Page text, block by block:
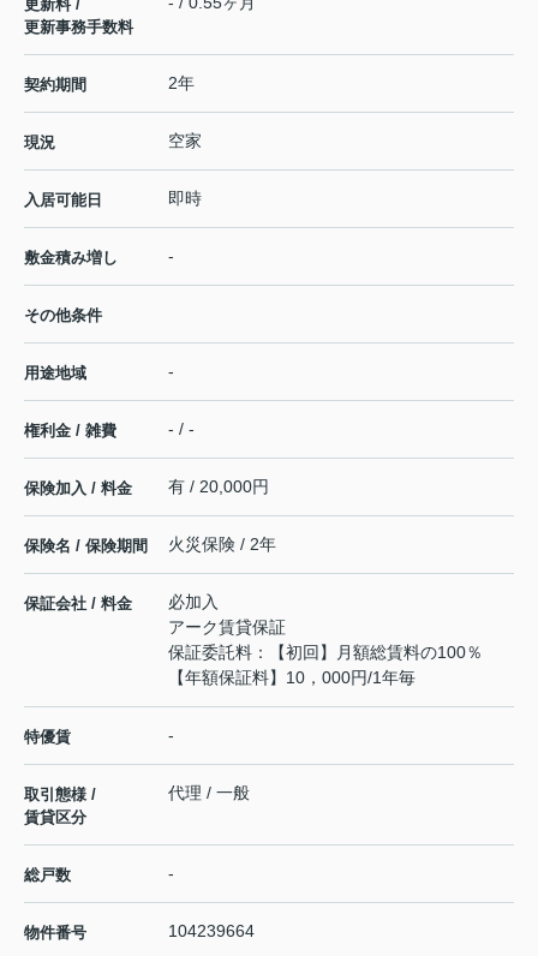
更新料 /
更新事務手数料
契約期間 2年
現況 空家
入居可能日 即時
敷金積み増し -
その他条件
用途地域 -
権利金 / 雑費 - / -
保険加入 / 料金 有 / 20,000円
保険名 / 保険期間 火災保険 / 2年
保証会社 / 料金
必加入
アーク賃貸保証
保証委託料：【初回】月額総賃料の100％
【年額保証料】10，000円/1年毎
特優賃 -
取引態様 /
賃貸区分
代理 / 一般
総戸数 -
物件番号 104239664